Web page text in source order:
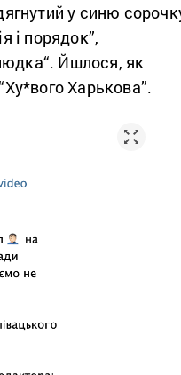
у синю
і порядок”,
“. Йшлося, як
Харькова”.